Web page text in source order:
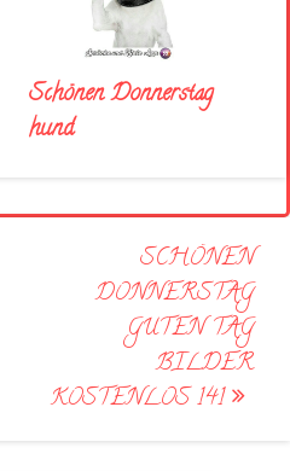
Schönen Donnerstag
hund
SCHÖNEN
DONNERSTAG
GUTEN TAG
BILDER
KOSTENLOS 141